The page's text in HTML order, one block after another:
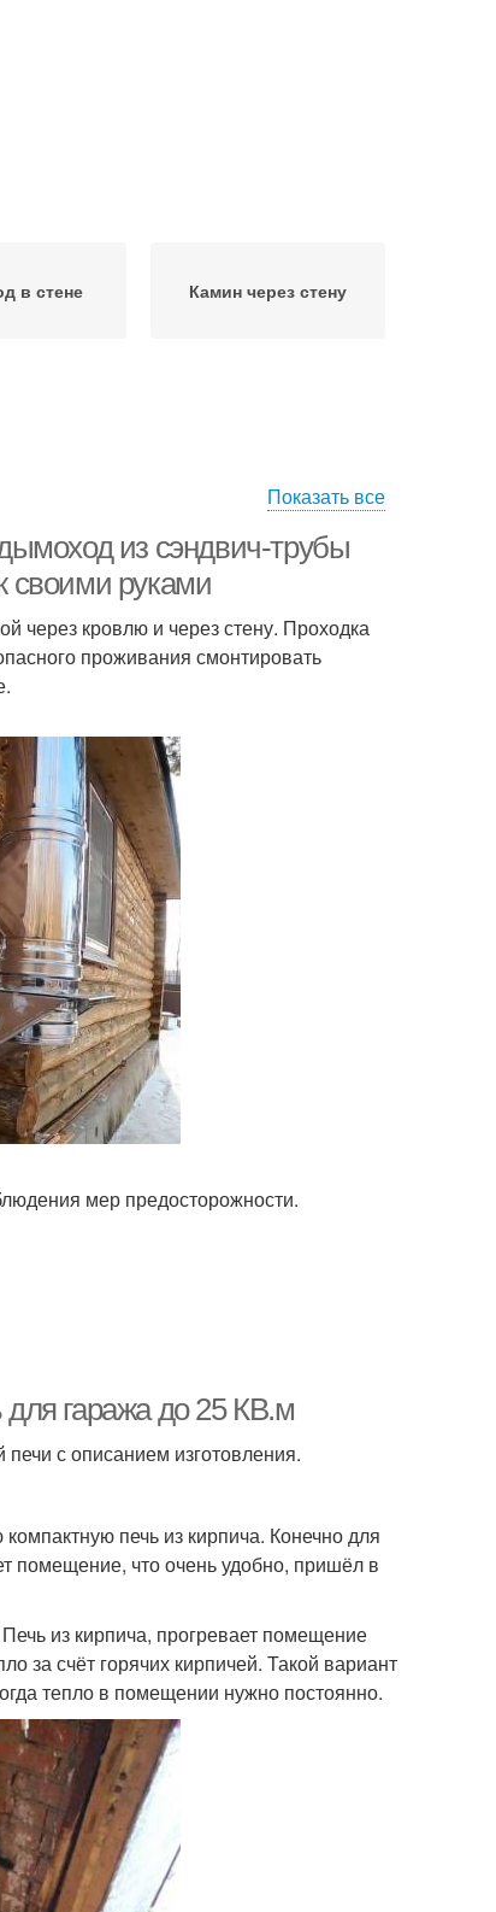
в стене Камин через стену
Показать все
из сэндвич-трубы
своими руками
через кровлю и через стену. Проходка
проживания смонтировать
мер предосторожности.
гаража до 25 КВ.м
с описанием изготовления.
печь из кирпича. Конечно для
помещение, что очень удобно, пришёл в
из кирпича, прогревает помещение
за счёт горячих кирпичей. Такой вариант
тепло в помещении нужно постоянно.